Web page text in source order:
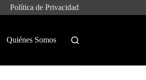
Política de Privacidad
Quiénes Somos